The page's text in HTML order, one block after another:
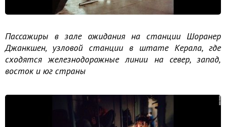
Пассажиры в зале ожидания на станции Шоранер
Джанкшен, узловой станции в штате Керала, где
сходятся железнодорожные линии на север, запад,
восток и юг страны